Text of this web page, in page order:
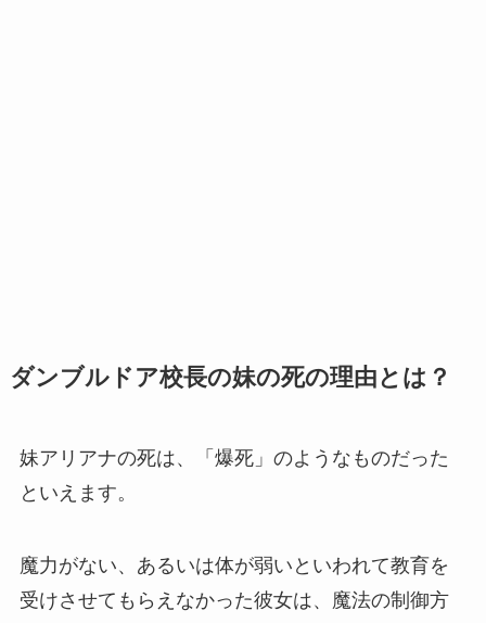
ダンブルドア校長の妹の死の理由とは？
妹アリアナの死は、「爆死」のようなものだった
といえます。
魔力がない、あるいは体が弱いといわれて教育を
受けさせてもらえなかった彼女は、魔法の制御方